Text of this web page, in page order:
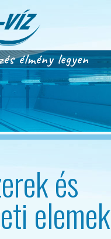
élmény legyen
és
elemek